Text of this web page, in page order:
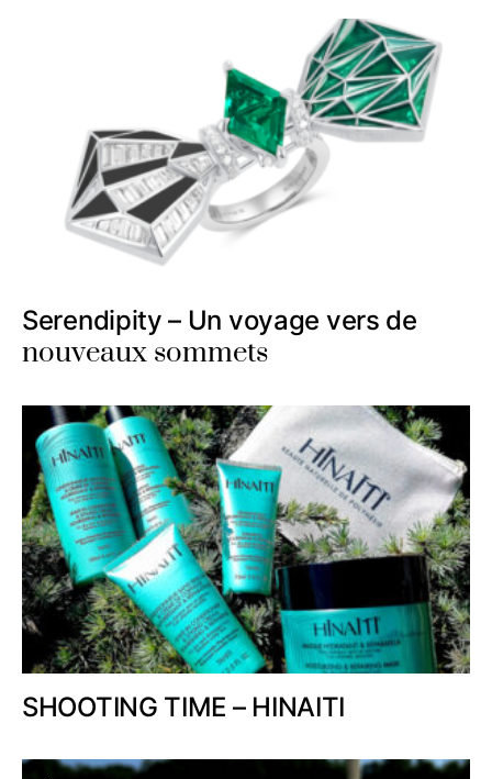
Serendipity – Un voyage vers de
nouveaux sommets
SHOOTING TIME – HINAITI